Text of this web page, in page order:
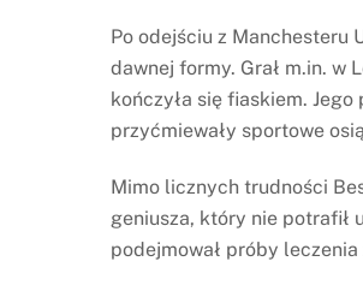
Po odejściu z Manchesteru
dawnej formy. Grał m.in. w
kończyła się fiaskiem.
przyćmiewały sportowe
Mimo licznych trudności
geniusza, który nie potrafił
podejmował próby